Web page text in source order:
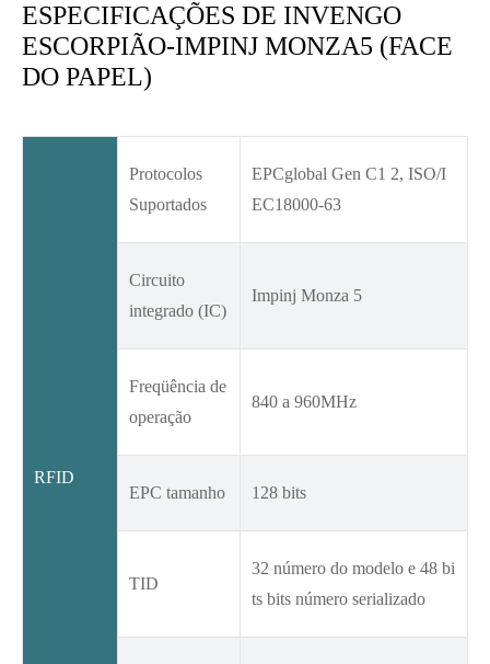
ESPECIFICAÇÕES DE INVENGO
ESCORPIÃO-IMPINJ MONZA5 (FACE
DO PAPEL)
RFID
Protocolos
Suportados
EPCglobal Gen C1 2, ISO/I
EC18000-63
Circuito
integrado (IC)
Impinj Monza 5
Freqüência de
operação
840 a 960MHz
EPC tamanho 128 bits
TID
32 número do modelo e 48 bi
ts bits número serializado